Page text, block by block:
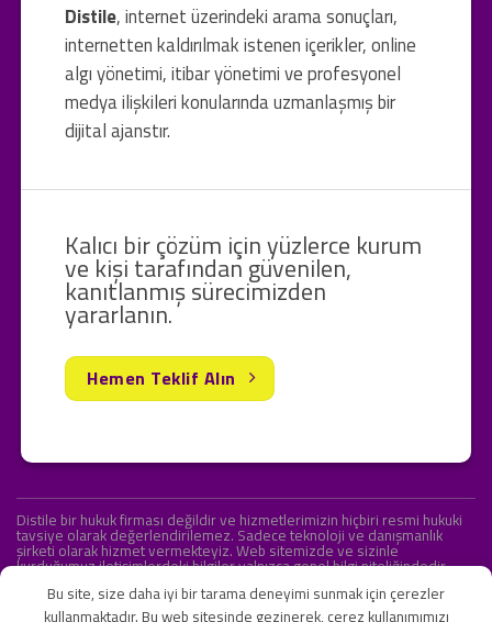
Distile, internet üzerindeki arama sonuçları,
internetten kaldırılmak istenen içerikler, online
algı yönetimi, itibar yönetimi ve profesyonel
medya ilişkileri konularında uzmanlaşmış bir
dijital ajanstır.
Kalıcı bir çözüm için yüzlerce kurum
ve kişi tarafından güvenilen,
kanıtlanmış sürecimizden
yararlanın.
Hemen Teklif Alın
Distile bir hukuk firması değildir ve hizmetlerimizin hiçbiri resmi hukuki
tavsiye olarak değerlendirilemez. Sadece teknoloji ve danışmanlık
şirketi olarak hizmet vermekteyiz. Web sitemizde ve sizinle
kurduğumuz iletişimlerdeki bilgiler yalnızca genel bilgi niteliğindedir.
Bu site, size daha iyi bir tarama deneyimi sunmak için çerezler
kullanmaktadır. Bu web sitesinde gezinerek, çerez kullanımımızı